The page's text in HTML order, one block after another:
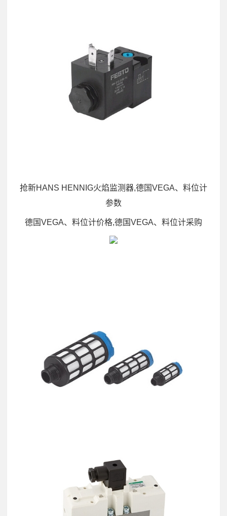
抢新HANS HENNIG火焰监测器,德国VEGA、料位计
参数
德国VEGA、料位计价格,德国VEGA、料位计采购